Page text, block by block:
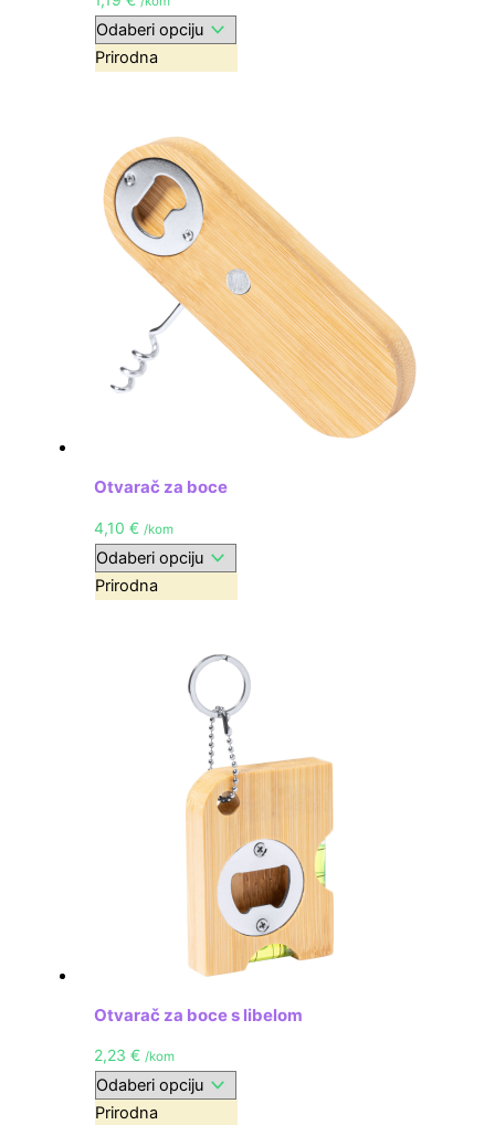
Prirodna
Otvarač za boce
4,10€ /kom
Prirodna
Otvarač za boce s libelom
2,23€ /kom
Prirodna